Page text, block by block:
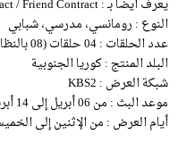
يعرف أيضا بـ : Friendship Contract / Friend Contract
النوع : رومانسي، مدرسي، شبابي
عدد الحلقات : 04 حلقات (08 بالنظام الجديد)
البلد المنتج : كوريا الجنوبية
شبكة العرض : KBS2
موعد البث : من 06 أبريل إلى 14 أبريل 2020
أيام العرض : من الإثنين إلى